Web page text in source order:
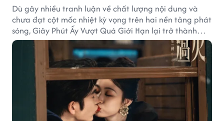
Dù gây nhiều tranh luận về chất lượng nội dung và
chưa đạt cột mốc nhiệt kỳ vọng trên hai nền tảng phát
sóng, Giây Phút Ấy Vượt Quá Giới Hạn lại trở thành
hiện tượng ở khía cạnh thương mại.